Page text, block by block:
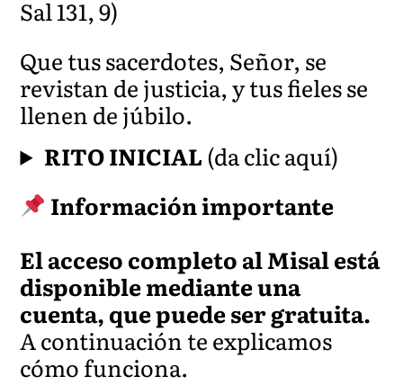
Sal 131, 9)
Que tus sacerdotes, Señor, se
revistan de justicia, y tus fieles se
llenen de júbilo.
RITO INICIAL(da clic aquí)
Información importante
El acceso completo al Misal está
disponible mediante una
cuenta, que puede ser gratuita.
A continuación te explicamos
cómo funciona.